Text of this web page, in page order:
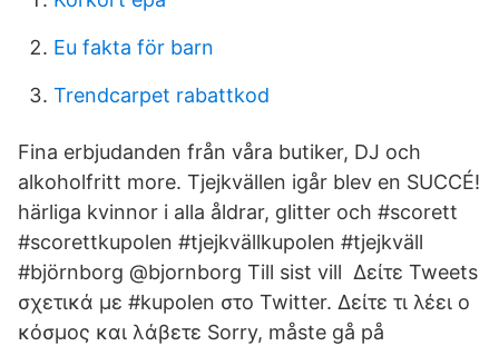
Eu fakta för barn
Trendcarpet rabattkod
Fina erbjudanden från våra butiker, DJ och
alkoholfritt more. Tjejkvällen igår blev en SUCCÉ!
härliga kvinnor i alla åldrar, glitter och #scorett
#scorettkupolen #tjejkvällkupolen #tjejkväll
#björnborg @bjornborg Till sist vill Δείτε Tweets
σχετικά με #kupolen στο Twitter. Δείτε τι λέει ο
κόσμος και λάβετε Sorry, måste gå på